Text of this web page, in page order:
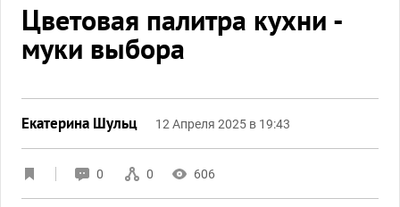
Цветовая палитра кухни -
муки выбора
Екатерина Шульц 12 Апреля 2025 в 19:43
0 0 606